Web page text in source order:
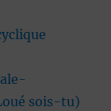
sois-tu)